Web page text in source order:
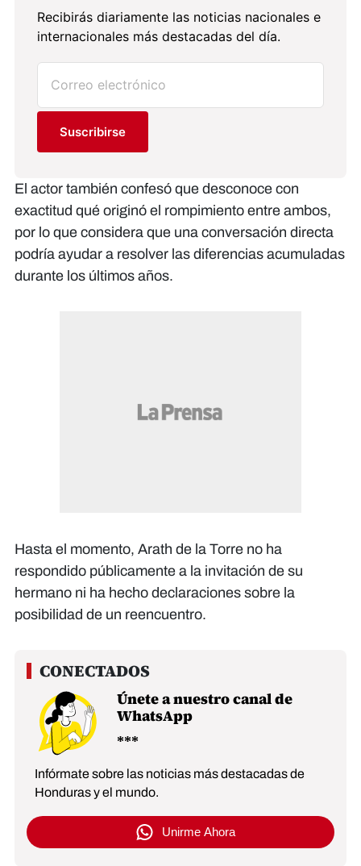
Recibirás diariamente las noticias nacionales e
internacionales más destacadas del día.
Suscribirse
El actor también confesó que desconoce con
exactitud qué originó el rompimiento entre ambos,
por lo que considera que una conversación directa
podría ayudar a resolver las diferencias acumuladas
durante los últimos años.
Hasta el momento, Arath de la Torre no ha
respondido públicamente a la invitación de su
hermano ni ha hecho declaraciones sobre la
posibilidad de un reencuentro.
Únete a nuestro canal de
WhatsApp
Infórmate sobre las noticias más destacadas de
Honduras y el mundo.
Unirme Ahora